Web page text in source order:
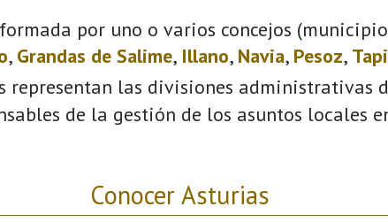
por uno o varios concejos
, Grandas de Salime, Illano, Navia, Pesoz,
representan las divisiones administrativas
de la gestión de los asuntos locales
Conocer Asturias